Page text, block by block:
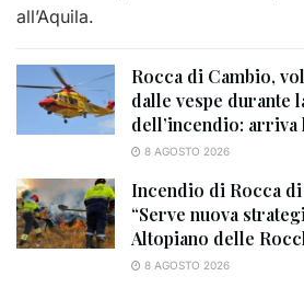
all’Aquila.
Rocca di Cambio,
dalle vespe durante
dell’incendio: arriva
8 AGOSTO 2026
Incendio di Rocca
“Serve nuova
Altopiano delle
8 AGOSTO 2026